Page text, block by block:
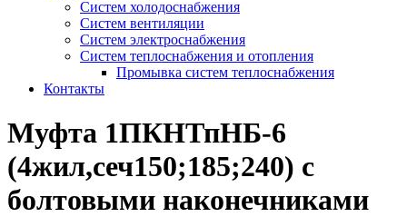
Систем холодоснабжения
Систем вентиляции
Систем электроснабжения
Систем теплоснабжения и отопления
Промывка систем теплоснабжения
Контакты
Муфта 1ПКНТпНБ-6
(4жил,сеч150;185;240) с
болтовыми наконечниками